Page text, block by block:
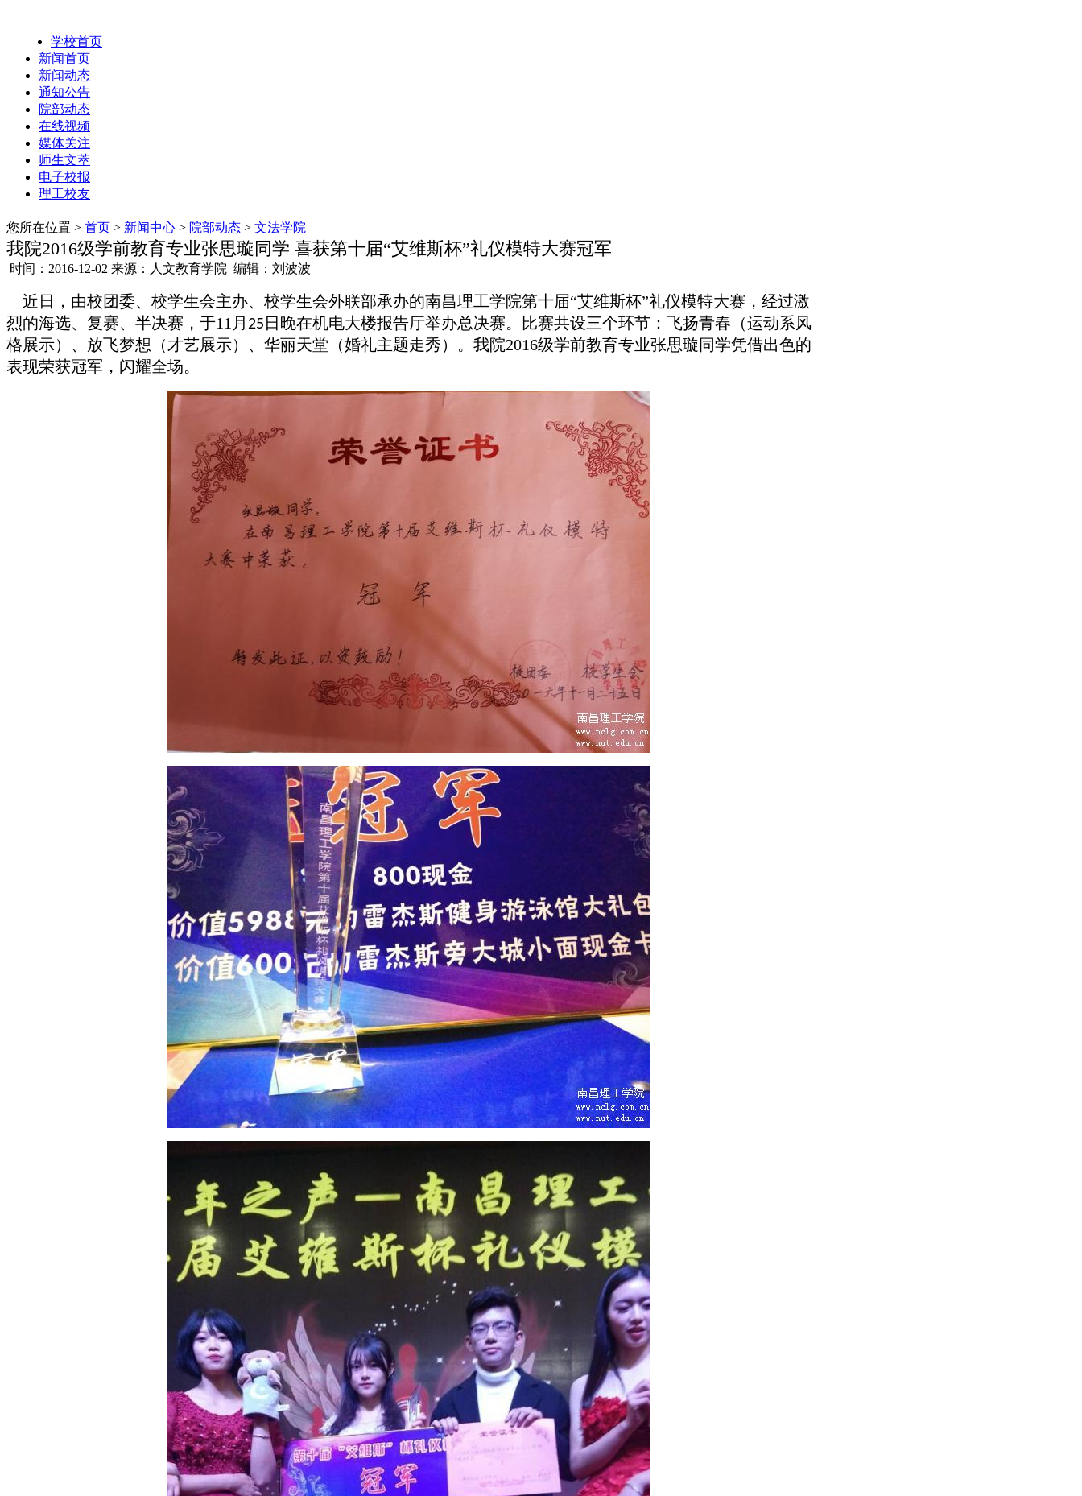
学校首页
新闻首页
新闻动态
通知公告
院部动态
在线视频
媒体关注
师生文萃
电子校报
理工校友
您所在位置 > 首页 > 新闻中心 > 院部动态 > 文法学院
我院2016级学前教育专业张思璇同学 喜获第十届“艾维斯杯”礼仪模特大赛冠军
时间：2016-12-02 来源：人文教育学院 编辑：刘波波
近日， 由校团委、校学生会主办、校学生会外联部承办的南昌理工学院第十届“艾维斯杯”礼仪模特大赛，经过激
烈的海选、复赛、半决赛，于11 月 25 日晚在机电大楼报告厅举办总决赛。比赛共设三个环节：飞扬青春（运动系风
格展示）、放飞梦想（才艺展示）、华丽天堂（婚礼主题走秀）。我院2016级学前教育专业张思璇同学凭借出色的
表现荣获冠军，闪耀全场。